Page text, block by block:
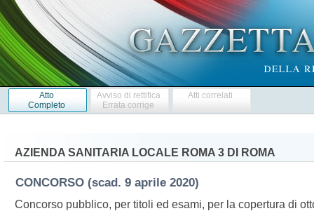
Atto
Completo
Avviso di rettifica
Errata corrige
Atti correlati
AZIENDA SANITARIA LOCALE ROMA 3 DI ROMA
CONCORSO (scad. 9 aprile 2020)
Concorso pubblico, per titoli ed esami, per la copertura di